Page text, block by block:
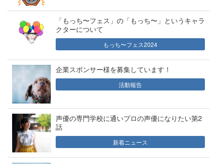
「もっち〜フェス」の「もっち〜」というキャラ
クターについて
もっち〜フェス2024
企業スポンサー様を募集しています！
活動報告
声優の専門学校に通いプロの声優になりたい第2
話
新着ニュース